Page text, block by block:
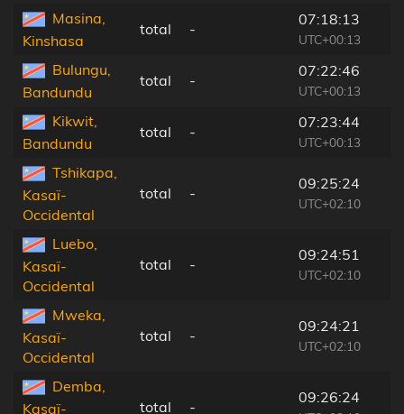
Masina,
Kinshasa
total -
07:18:13
UTC+00:13
Bulungu,
Bandundu
total -
07:22:46
UTC+00:13
Kikwit,
Bandundu
total -
07:23:44
UTC+00:13
Tshikapa,
Kasaï-
Occidental
total -
09:25:24
UTC+02:10
Luebo,
Kasaï-
Occidental
total -
09:24:51
UTC+02:10
Mweka,
Kasaï-
Occidental
total -
09:24:21
UTC+02:10
Demba,
Kasaï-
total -
09:26:24